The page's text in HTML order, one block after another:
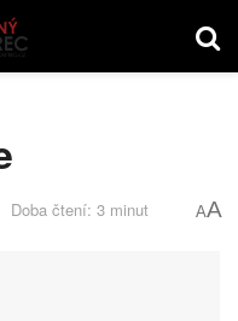
Doba čtení: 3 minut AA